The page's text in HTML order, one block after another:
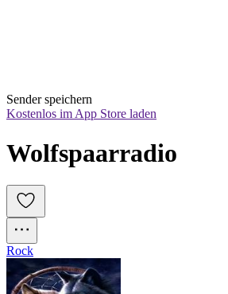
Sender speichern
Kostenlos im App Store laden
Wolfspaarradio
Rock